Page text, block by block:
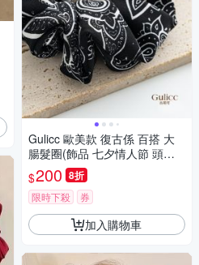
Gulicc 歐美款 復古係 百搭 大
腸髮圈(飾品 七夕情人節 頭飾
髮帶 髮箍 生日禮物 主題穿搭
約會 )
$200 8折
限時下殺 券
加入購物車